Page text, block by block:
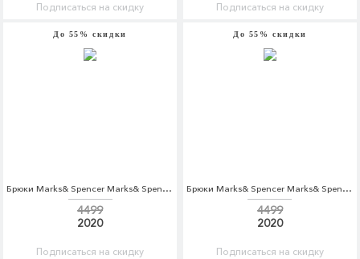
Подписаться на скидку Подписаться на скидку
До 55% скидки
Брюки Marks& Spencer Marks& Spencer MA178EWARAC8
4499
2020
Подписаться на скидку
До 55% скидки
Брюки Marks& Spencer Marks& Spencer MA178EWARAC9
4499
2020
Подписаться на скидку